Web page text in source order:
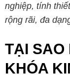
nghiệp, tính
rộng rãi, đa
TẠI SAO
KHÓA